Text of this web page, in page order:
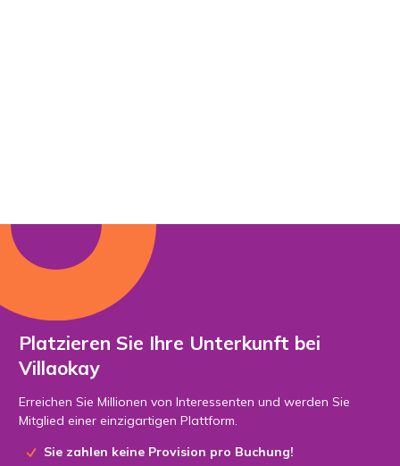
Platzieren Sie Ihre Unterkunft bei
Villaokay
Erreichen Sie Millionen von Interessenten und werden Sie
Mitglied einer einzigartigen Plattform.
Sie zahlen keine Provision pro Buchung!